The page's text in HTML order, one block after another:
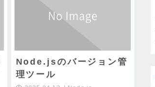
Node.jsのバージョン管
理ツール